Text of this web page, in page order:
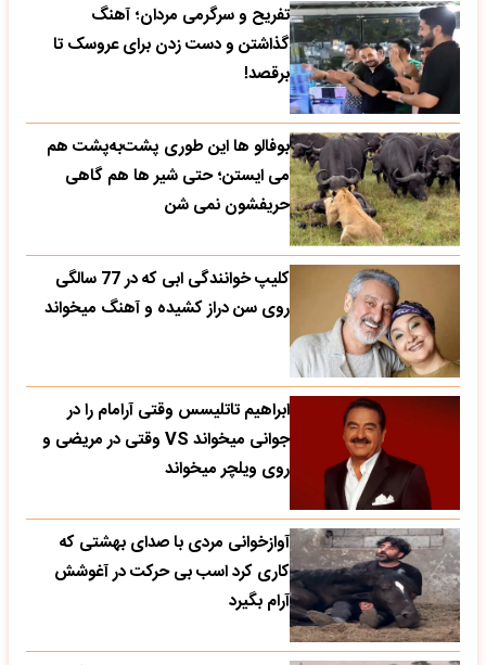
تفریح و سرگرمی مردان؛ آهنگ
گذاشتن و دست زدن برای عروسک تا
برقصد!
بوفالو ها این‌ طوری پشت‌به‌پشت هم
می‌ ایستن؛ حتی شیر ها هم گاهی
حریفشون نمی‌ شن
کلیپ خوانندگی ابی که در 77 سالگی
روی سن دراز کشیده و آهنگ میخواند
ابراهیم تاتلیسس وقتی آرامام را در
جوانی میخواند VS وقتی در مریضی و
روی ویلچر میخواند
آوازخوانی مردی با صدای بهشتی که
کاری کرد اسب بی حرکت در آغوشش
آرام بگیرد